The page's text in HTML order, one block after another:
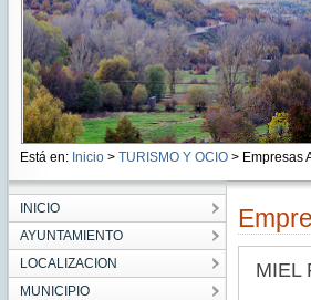
Está en: Inicio > TURISMO Y OCIO> Empresas
INICIO
AYUNTAMIENTO
LOCALIZACION
MUNICIPIO
MIEL